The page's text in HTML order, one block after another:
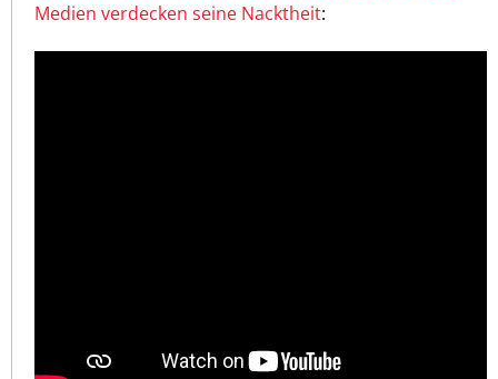
Medien verdecken seine Nacktheit: